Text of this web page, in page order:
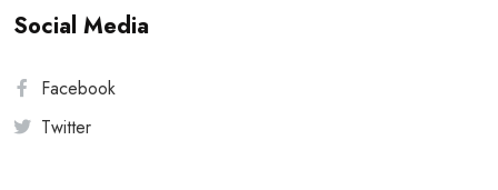
Social Media
Facebook
Twitter